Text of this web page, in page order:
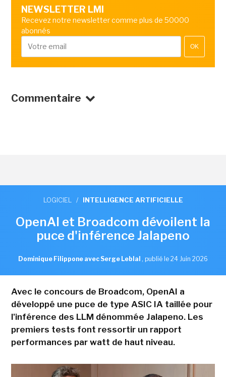
NEWSLETTER LMI
Recevez notre newsletter comme plus de 50000
abonnés
OK
Commentaire
LOGICIEL / INTELLIGENCE ARTIFICIELLE
OpenAI et Broadcom dévoilent la
puce d'inférence Jalapeno
Dominique Filippone avec Serge Leblal , publié le 24 Juin 2026
Avec le concours de Broadcom, OpenAI a
développé une puce de type ASIC IA taillée pour
l'inférence des LLM dénommée Jalapeno. Les
premiers tests font ressortir un rapport
performances par watt de haut niveau.